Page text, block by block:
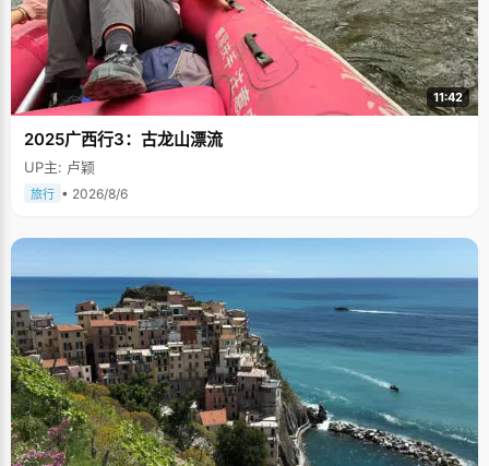
11:42
2025广西行3：古龙山漂流
UP主: 卢颖
旅行 • 2026/8/6